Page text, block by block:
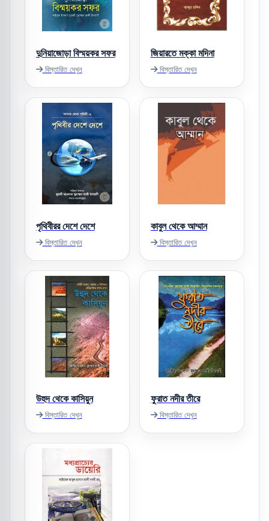
দুনিয়াজোড়া বিস্ময়কর সফর
বিস্তারিত দেখুন
জিয়ারতে মক্কা মদিনা
বিস্তারিত দেখুন
পৃথিবীরর দেশে দেশে
বিস্তারিত দেখুন
কাবুল থেকে আম্মান
বিস্তারিত দেখুন
উহুদ থেকে কাসিয়ুন
বিস্তারিত দেখুন
ফুরাত নদীর তীরে
বিস্তারিত দেখুন